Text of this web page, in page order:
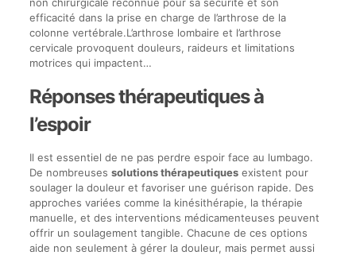
efficacité dans la prise en charge de l’arthrose de la
colonne vertébrale.L’arthrose lombaire et l’arthrose
cervicale provoquent douleurs, raideurs et limitations
motrices qui impactent…
Réponses thérapeutiques à
l’espoir
Il est essentiel de ne pas perdre espoir face au lumbago.
De nombreuses solutions thérapeutiquesexistent pour
soulager la douleur et favoriser une guérison rapide. Des
approches variées comme la kinésithérapie, la thérapie
manuelle, et des interventions médicamenteuses peuvent
offrir un soulagement tangible. Chacune de ces options
aide non seulement à gérer la douleur, mais permet aussi